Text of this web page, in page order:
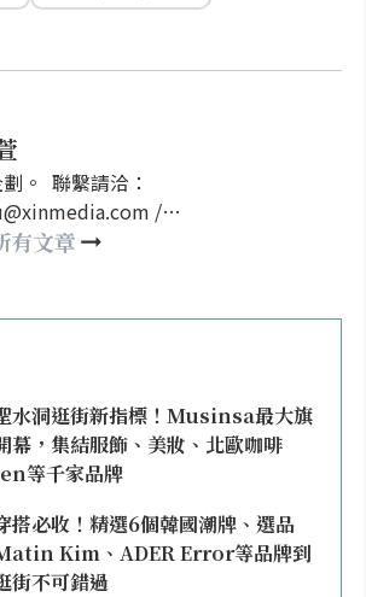
。 聯繫請洽：
/
有文章
水洞逛街新指標！Musinsa最大旗
幕，集結服飾、美妝、北歐咖啡
等千家品牌
搭必收！精選6個韓國潮牌、選品
Kim、ADER Error等品牌到
街不可錯過